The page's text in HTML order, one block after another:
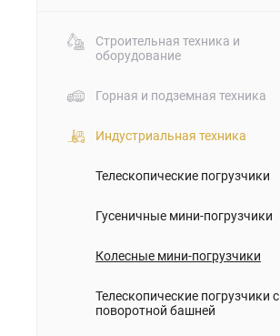
Строительная техника и
оборудование
Горная и подземная техника
Индустриальная техника
Телескопические погрузчики
Гусеничные мини-погрузчики
Колесные мини-погрузчики
Телескопические погрузчики с
поворотной башней